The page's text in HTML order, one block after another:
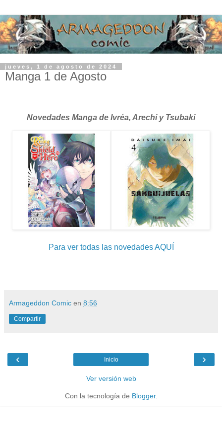
jueves, 1 de agosto de 2024
Manga 1 de Agosto
Novedades Manga de Ivréa, Arechi y Tsubaki
Para ver todas las novedades AQUÍ
Armageddon Comic en 8:56
Compartir
‹ ›
Inicio
Ver versión web
Con la tecnología de Blogger.